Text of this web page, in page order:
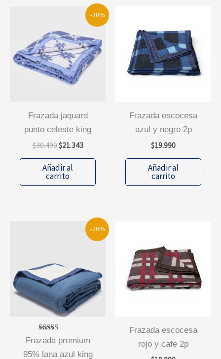
-30%
frazada jaquard
punto celeste king
$30.490El
original
era:
$21.343El
actual
$21.343.
Añadir al
carrito
frazada escocesa
azul y negro 2p
$19.990
Añadir al
carrito
-20%
Valorado
con
5.00
frazada premium
95% lana azul king
frazada escocesa
rojo y cafe 2p